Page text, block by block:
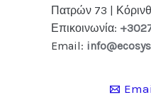
Πατρών 73 |
Επικοινωνία:
Email: